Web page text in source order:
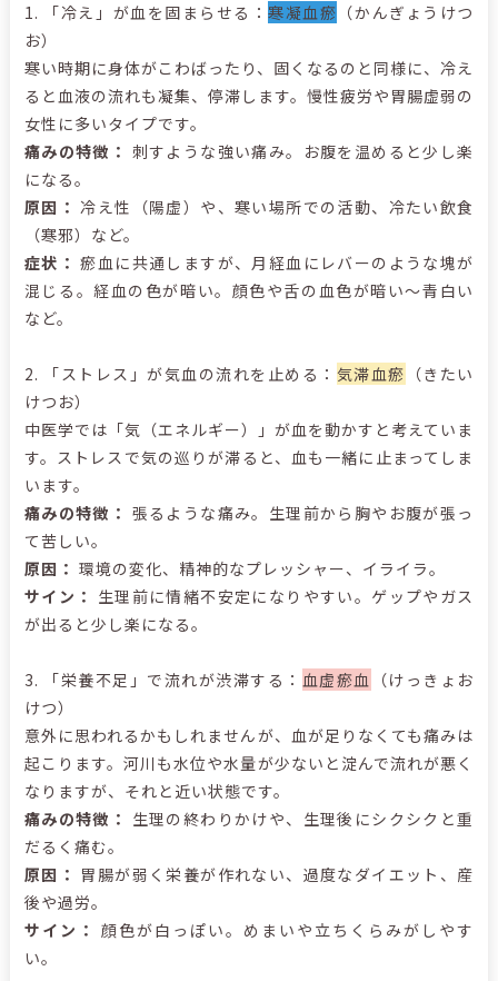
1. 「冷え」が血を固まらせる：寒凝血瘀 （かんぎょうけつ
お）
寒い時期に身体がこわばったり、固くなるのと同様に、冷え
ると血液の流れも凝集、停滞します。慢性疲労や胃腸虚弱の
女性に多いタイプです。
痛みの特徴： 刺すような強い痛み。お腹を温めると少し楽
になる。
原因： 冷え性（陽虚）や、寒い場所での活動、冷たい飲食
（寒邪）など。
症状： 瘀血に共通しますが、月経血にレバーのような塊が
混じる。経血の色が暗い。顔色や舌の血色が暗い～青白い
など。
2. 「ストレス」が気血の流れを止める： 気滞血瘀 （きたい
けつお）
中医学では「気（エネルギー）」が血を動かすと考えていま
す。ストレスで気の巡りが滞ると、血も一緒に止まってしま
います。
痛みの特徴： 張るような痛み。生理前から胸やお腹が張っ
て苦しい。
原因： 環境の変化、精神的なプレッシャー、イライラ。
サイン： 生理前に情緒不安定になりやすい。ゲップやガス
が出ると少し楽になる。
3. 「栄養不足」で流れが渋滞する： 血虚瘀血 （けっきょお
けつ）
意外に思われるかもしれませんが、血が足りなくても痛みは
起こります。河川も水位や水量が少ないと淀んで流れが悪く
なりますが、それと近い状態です。
痛みの特徴： 生理の終わりかけや、生理後にシクシクと重
だるく痛む。
原因： 胃腸が弱く栄養が作れない、過度なダイエット、産
後や過労。
サイン： 顔色が白っぽい。めまいや立ちくらみがしやす
い。